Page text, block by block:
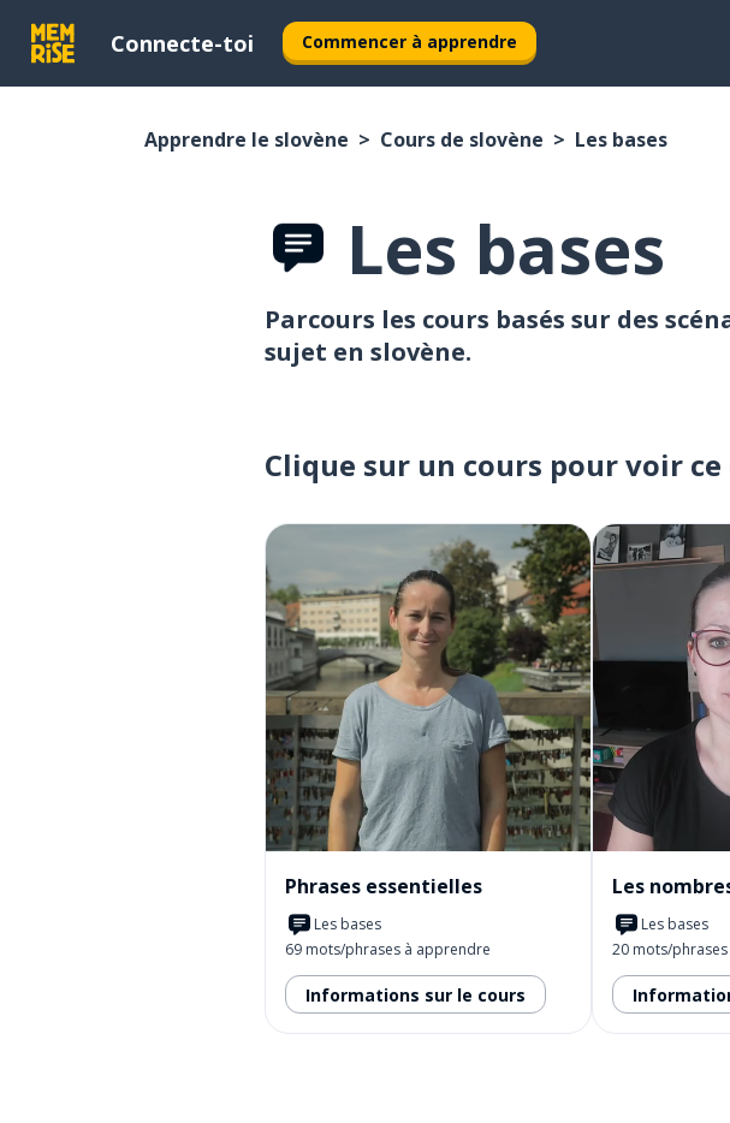
Connecte-toi Commencer à apprendre
Apprendre le slovène Cours de slovène Les bases
Les bases
Parcours les cours basés sur des
sujet en slovène.
Clique sur un cours pour voir
Phrases essentielles
Les bases
69 mots/phrases à apprendre
Informations sur le cours
Les
Les bases
20 mots/